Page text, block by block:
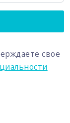
свое